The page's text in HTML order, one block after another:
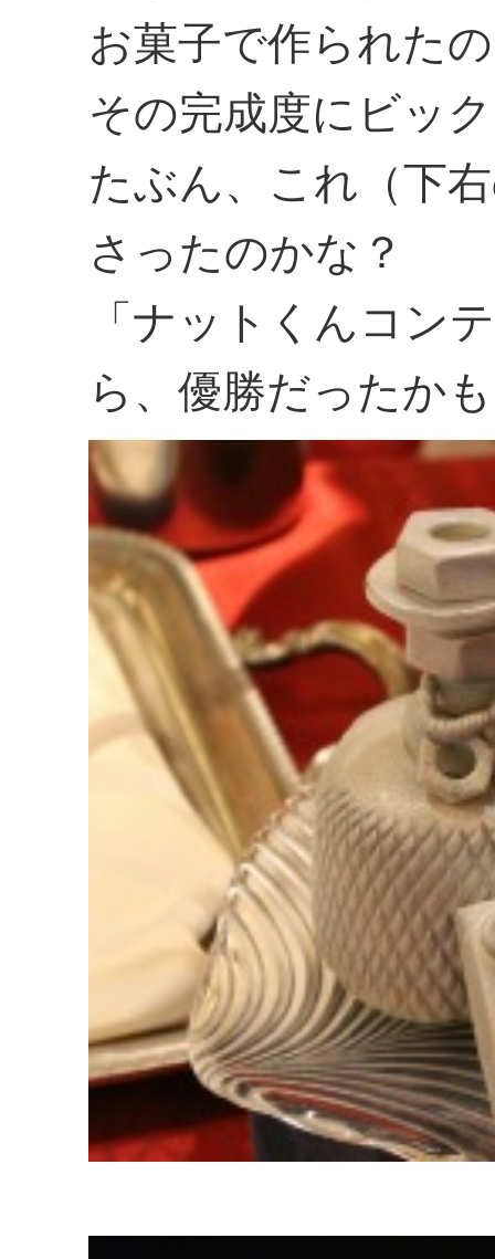
お菓子で作られた
その完成度にビッ
たぶん、これ（下
さったのかな？
「ナットくんコン
ら、優勝だったか